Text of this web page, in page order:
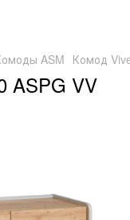
ASM Комод
ASPG VV